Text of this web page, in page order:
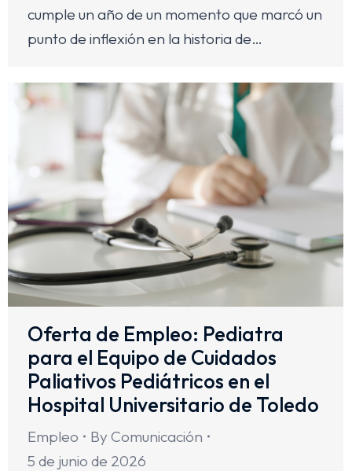
cumple un año de un momento que marcó un
punto de inflexión en la historia de…
Oferta de Empleo: Pediatra
para el Equipo de Cuidados
Paliativos Pediátricos en el
Hospital Universitario de Toledo
Empleo By Comunicación
5 de junio de 2026